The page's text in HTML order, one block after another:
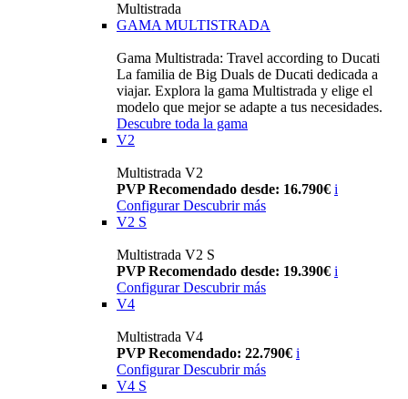
Multistrada
GAMA MULTISTRADA
Gama Multistrada: Travel according to Ducati
La familia de Big Duals de Ducati dedicada a
viajar. Explora la gama Multistrada y elige el
modelo que mejor se adapte a tus necesidades.
Descubre toda la gama
V2
Multistrada V2
PVP Recomendado desde: 16.790€ i
Configurar Descubrir más
V2 S
Multistrada V2 S
PVP Recomendado desde: 19.390€ i
Configurar Descubrir más
V4
Multistrada V4
PVP Recomendado: 22.790€ i
Configurar Descubrir más
V4 S